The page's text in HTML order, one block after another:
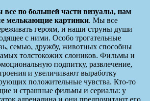
по большей части визуалы, нам
мелькающие картинки. Мы все
героям, и наши струны души
с ними. Особо трогательные
семью, дружбу, животных способны
толстокожих слоников. Фильмы и
подпитку, развлечение,
и увеличивают выработку
положительные чувства. Кто-то
и страшные фильмы и сериалы: у